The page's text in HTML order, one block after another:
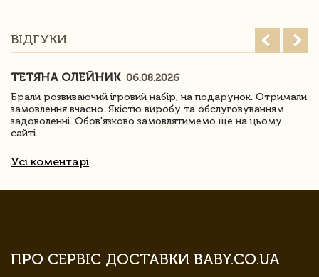
ВІДГУКИ
ТЕТЯНА ОЛЕЙНИК 06.08.2026
Брали розвиваючий ігровий набір, на подарунок. Отримали
замовлення вчасно. Якістю виробу та обслуговуванням
задоволенні. Обов'язково замовлятимемо ще на цьому
сайті.
Усі коментарі
ПРО СЕРВІС ДОСТАВКИ BABY.CO.UA